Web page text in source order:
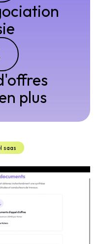
plus
saas